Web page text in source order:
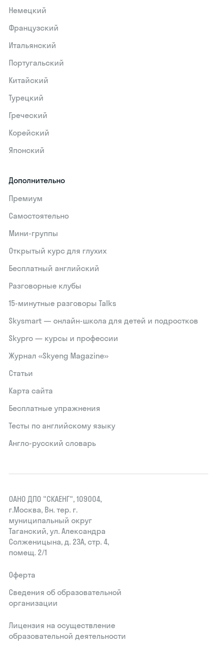
Немецкий
Французский
Итальянский
Португальский
Китайский
Турецкий
Греческий
Корейский
Японский
Дополнительно
Премиум
Самостоятельно
Мини-группы
Открытый курс для глухих
Бесплатный английский
Разговорные клубы
15‑минутные разговоры Talks
Skysmart — онлайн-школа для детей и подростков
Skypro — курсы и профессии
Журнал «Skyeng Magazine»
Статьи
Карта сайта
Бесплатные упражнения
Тесты по английскому языку
Англо-русский словарь
ОАНО ДПО "СКАЕНГ", 109004,
г.Москва, Вн. тер. г.
муниципальный округ
Таганский, ул. Александра
Солженицына, д. 23А, стр. 4,
помещ. 2/1
Оферта
Сведения об образовательной
организации
Лицензия на осуществление
образовательной деятельности